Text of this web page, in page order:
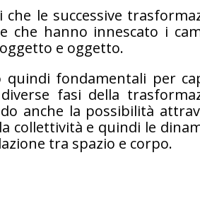
le successive
che hanno innescato i
e oggetto.
quindi fondamentali per
fasi della
anche la possibilità
collettività e quindi le
tra spazio e corpo.